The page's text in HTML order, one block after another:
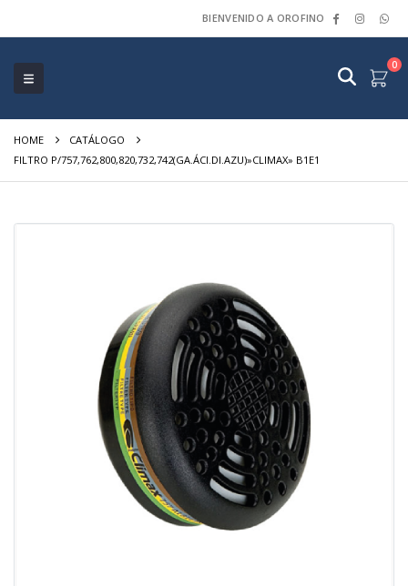
BIENVENIDO A OROFINO
0
HOME
CATÁLOGO
FILTRO P/757,762,800,820,732,742(GA.ÁCI.DI.AZU)»CLIMAX» B1E1